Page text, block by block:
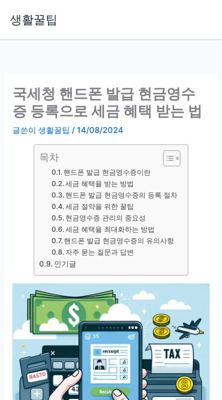
생활꿀팁
국세청 핸드폰 발급 현금영수
증 등록으로 세금 혜택 받는 법
글쓴이생활꿀팁 / 14/08/2024
목차
핸드폰 발급 현금영수증이란
세금 혜택을 받는 방법
핸드폰 발급 현금영수증의 등록 절차
세금 절약을 위한 꿀팁
현금영수증 관리의 중요성
세금 혜택을 최대화하는 방법
핸드폰 발급 현금영수증의 유의사항
자주 묻는 질문과 답변
인기글